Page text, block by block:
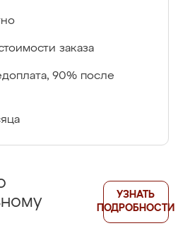
заказа
90% после
УЗНАТЬ
ПОДРОБНОСТИ